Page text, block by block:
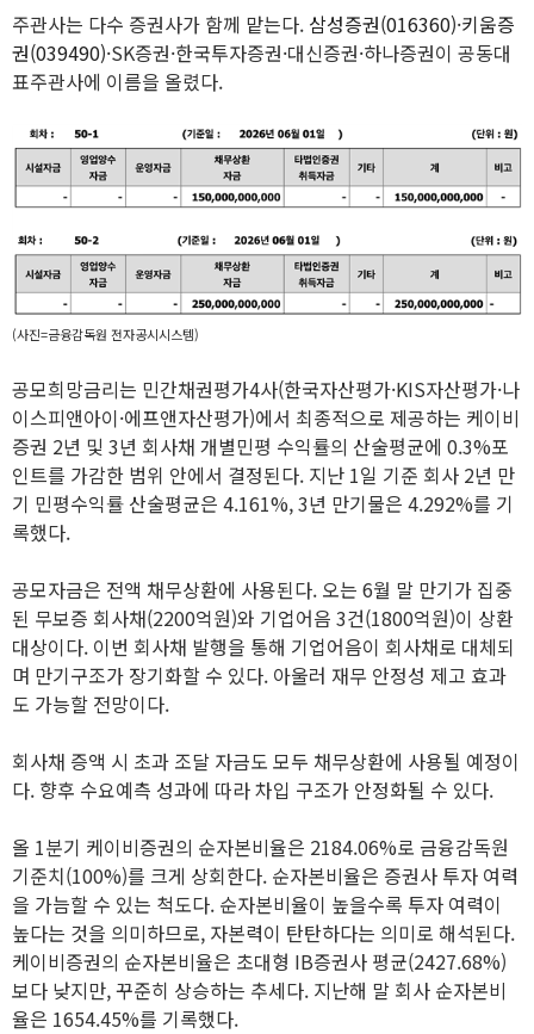
주관사는 다수 증권사가 함께 맡는다. 삼성증권(016360)·키움증
권(039490)·SK증권·한국투자증권·대신증권·하나증권이 공동대
표주관사에 이름을 올렸다.
(사진=금융감독원 전자공시시스템)
공모희망금리는 민간채권평가4사(한국자산평가·KIS자산평가·나
이스피앤아이·에프앤자산평가)에서 최종적으로 제공하는 케이비
증권 2년 및 3년 회사채 개별민평 수익률의 산술평균에 0.3%포
인트를 가감한 범위 안에서 결정된다. 지난 1일 기준 회사 2년 만
기 민평수익률 산술평균은 4.161%, 3년 만기물은 4.292%를 기
록했다.
공모자금은 전액 채무상환에 사용된다. 오는 6월 말 만기가 집중
된 무보증 회사채(2200억원)와 기업어음 3건(1800억원)이 상환
대상이다. 이번 회사채 발행을 통해 기업어음이 회사채로 대체되
며 만기구조가 장기화할 수 있다. 아울러 재무 안정성 제고 효과
도 가능할 전망이다.
회사채 증액 시 초과 조달 자금도 모두 채무상환에 사용될 예정이
다. 향후 수요예측 성과에 따라 차입 구조가 안정화될 수 있다.
올 1분기 케이비증권의 순자본비율은 2184.06%로 금융감독원
기준치(100%)를 크게 상회한다. 순자본비율은 증권사 투자 여력
을 가늠할 수 있는 척도다. 순자본비율이 높을수록 투자 여력이
높다는 것을 의미하므로, 자본력이 탄탄하다는 의미로 해석된다.
케이비증권의 순자본비율은 초대형 IB증권사 평균(2427.68%)
보다 낮지만, 꾸준히 상승하는 추세다. 지난해 말 회사 순자본비
율은 1654.45%를 기록했다.